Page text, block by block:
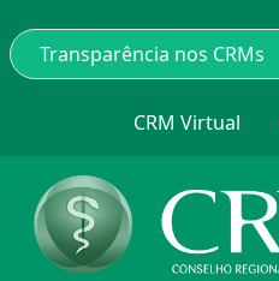
CRM Virtual